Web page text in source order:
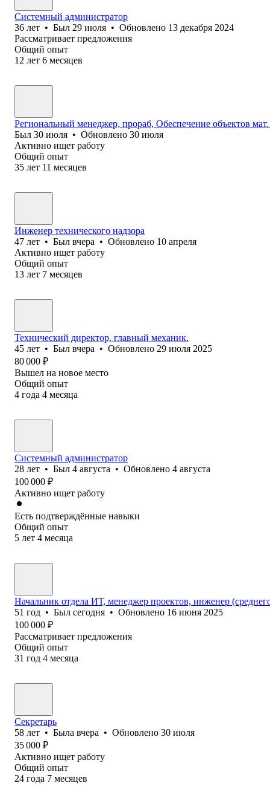
Системный администратор
36 лет • Был 29 июля • Обновлено 13 декабря 2024
Рассматривает предложения
Общий опыт
12 лет 6 месяцев
Региональный менеджер, прораб, Обеспечение объектов
Был 30 июля • Обновлено 30 июля
Активно ищет работу
Общий опыт
35 лет 11 месяцев
Инженер технического надзора
47 лет • Был вчера • Обновлено 10 апреля
Активно ищет работу
Общий опыт
13 лет 7 месяцев
Технический директор, главный механик.
45 лет • Был вчера • Обновлено 29 июля 2025
80 000 ₽
Вышел на новое место
Общий опыт
4 года 4 месяца
Системный администратор
28 лет • Был 4 августа • Обновлено 4 августа
100 000 ₽
Активно ищет работу
Есть подтверждённые навыки
Общий опыт
5 лет 4 месяца
Начальник отдела ИТ, менеджер проектов, инженер
51 год • Был сегодня • Обновлено 16 июня 2025
100 000 ₽
Рассматривает предложения
Общий опыт
31 год 4 месяца
Секретарь
58 лет • Была вчера • Обновлено 30 июля
35 000 ₽
Активно ищет работу
Общий опыт
24 года 7 месяцев